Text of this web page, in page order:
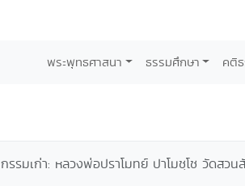
พระพุทธศาสนา ธรรมศึกษา คติ
กรรมเก่า: หลวงพ่อปราโมทย์ ปาโมชฺโช วัดสวน